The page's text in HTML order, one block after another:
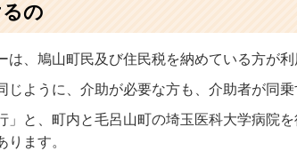
の
は、鳩山町民及び住民税を納めている方が利
じように、介助が必要な方も、介助者が同乗
」と、町内と毛呂山町の埼玉医科大学病院
ます。